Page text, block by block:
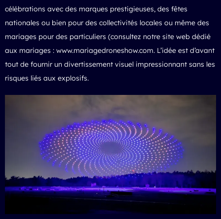
célébrations avec des marques prestigieuses, des fêtes
nationales ou bien pour des collectivités locales ou même des
mariages pour des particuliers (consultez notre site web dédié
aux mariages : www.mariagedroneshow.com. L’idée est d’avant
tout de fournir un divertissement visuel impressionnant sans les
risques liés aux explosifs.